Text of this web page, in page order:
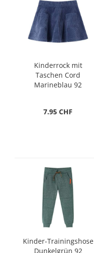
Kinderrock mit
Taschen Cord
Marineblau 92
7.95 CHF
Kinder-Trainingshose
Dunkelgrün 92